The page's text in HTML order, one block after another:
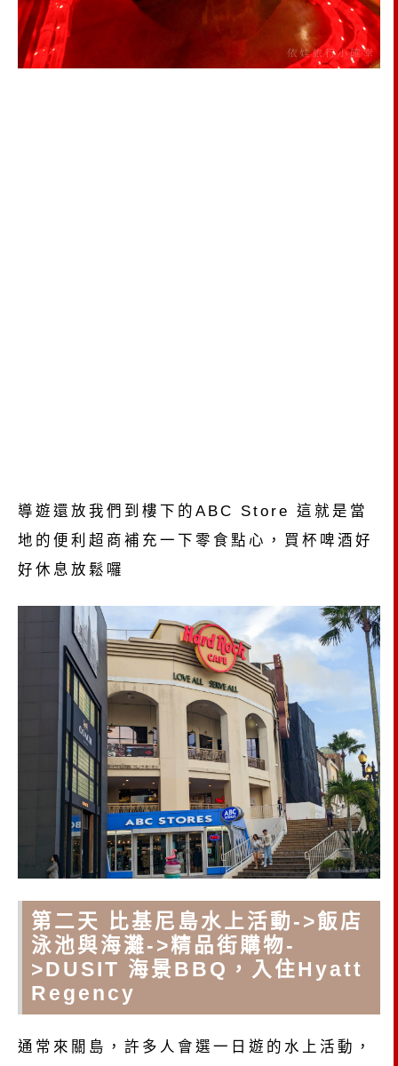
導遊還放我們到樓下的ABC Store 這就是當
地的便利超商補充一下零食點心，買杯啤酒好
好休息放鬆囉
第二天 比基尼島水上活動->飯店
泳池與海灘->精品街購物-
>DUSIT 海景BBQ，入住Hyatt
Regency
通常來關島，許多人會選一日遊的水上活動，